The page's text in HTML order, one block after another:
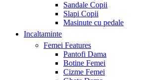
Sandale Copii
Slapi Copii
Masinute cu pedale
Incaltaminte
Femei Features
Pantofi Dama
Botine Femei
Cizme Femei